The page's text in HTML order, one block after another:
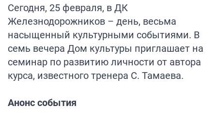
Сегодня, 25 февраля, в ДК
Железнодорожников – день, весьма
насыщенный культурными событиями. В
семь вечера Дом культуры приглашает на
семинар по развитию личности от автора
курса, известного тренера С. Тамаева.
Анонс события